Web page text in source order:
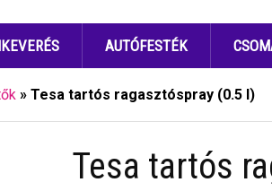
AUTÓFESTÉK
» Tesa tartós ragasztóspray (0.5 l)
Tesa tartós